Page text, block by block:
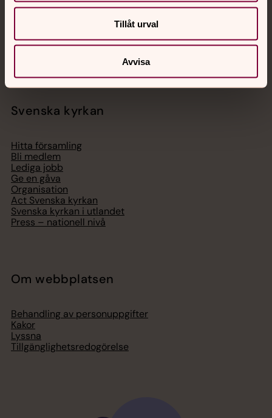
Tillåt urval
Avvisa
Digitalt brev
Telefon 112
Svenska kyrkan
Hitta församling
Bli medlem
Lediga jobb
Ge en gåva
Organisation
Act Svenska kyrkan
Svenska kyrkan i utlandet
Press – nationell nivå
Om webbplatsen
Behandling av personuppgifter
Kakor
Lyssna
Tillgänglighetsredogörelse